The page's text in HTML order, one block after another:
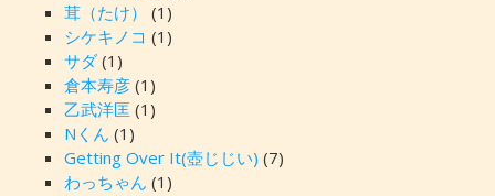
茸（たけ）
(1)
シケキノコ (1)
サダ(1)
倉本寿彦(1)
乙武洋匡 (1)
Nくん (1)
Getting Over It(壺じじい) (7)
わっちゃん (1)